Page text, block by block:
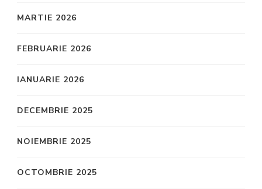
MARTIE 2026
FEBRUARIE 2026
IANUARIE 2026
DECEMBRIE 2025
NOIEMBRIE 2025
OCTOMBRIE 2025